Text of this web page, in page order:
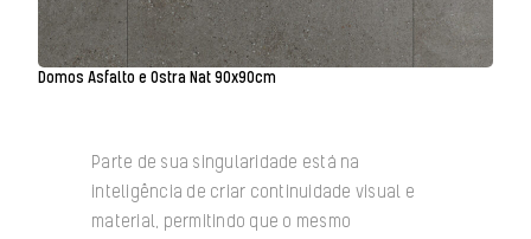
Domos Asfalto e Ostra Nat 90x90cm
Parte de sua singularidade está na
inteligência de criar continuidade visual e
material, permitindo que o mesmo